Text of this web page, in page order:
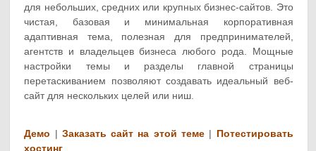
для небольших, средних или крупных бизнес-сайтов. Это
чистая, базовая и минимальная корпоративная
адаптивная тема, полезная для предпринимателей,
агентств и владельцев бизнеса любого рода. Мощные
настройки темы и разделы главной страницы
перетаскиванием позволяют создавать идеальный веб-
сайт для нескольких целей или ниш.
Демо | Заказать сайт на этой теме | Потестировать
хостинг